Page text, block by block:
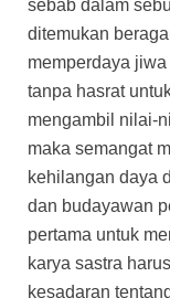
sebab dalam
ditemukan
memperdaya
tanpa hasrat
mengambil nilai-
maka semangat
kehilangan daya
dan budayawan
pertama untuk
karya sastra
kesadaran